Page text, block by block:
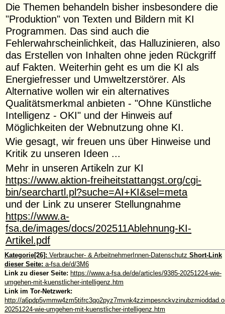
Die Themen behandeln bisher insbesondere die
"Produktion" von Texten und Bildern mit KI
Programmen. Das sind auch die
Fehlerwahrscheinlichkeit, das Halluzinieren, also
das Erstellen von Inhalten ohne jeden Rückgriff
auf Fakten. Weiterhin geht es um die KI als
Energiefresser und Umweltzerstörer. Als
Alternative wollen wir ein alternatives
Qualitätsmerkmal anbieten - "Ohne Künstliche
Intelligenz - OKI" und der Hinweis auf
Möglichkeiten der Webnutzung ohne KI.
Wie gesagt, wir freuen uns über Hinweise und
Kritik zu unseren Ideen ...
Mehr in unseren Artikeln zur KI
https://www.aktion-freiheitstattangst.org/cgi-
bin/searchartl.pl?suche=AI+KI&sel=meta
und der Link zu unserer Stellungnahme
https://www.a-
fsa.de/images/docs/202511Ablehnung-KI-
Artikel.pdf
Kategorie[26]: Verbraucher- & ArbeitnehmerInnen-Datenschutz Short-Link
dieser Seite: a-fsa.de/d/3M6
Link zu dieser Seite: https://www.a-fsa.de/de/articles/9385-20251224-wie-
umgehen-mit-kuenstlicher-intelligenz.htm
Link im Tor-Netzwerk:
http://
20251224-wie-umgehen-mit-kuenstlicher-intelligenz.htm